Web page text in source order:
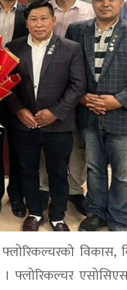
विकास,
। फ्लोरिकल्चर